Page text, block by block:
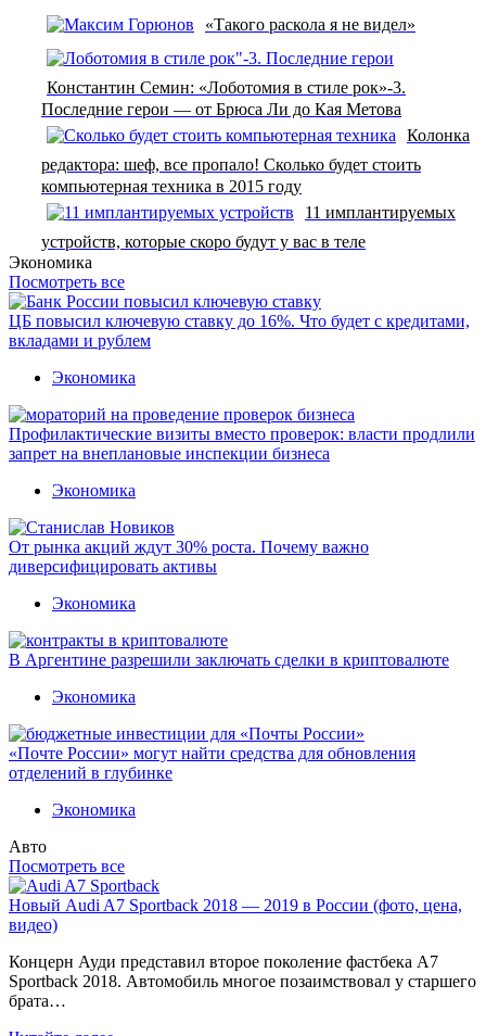
«Такого раскола я не видел»
Константин Семин: «Лоботомия в стиле рок»-3.
Последние герои — от Брюса Ли до Кая Метова
Колонка
редактора: шеф, все пропало! Сколько будет стоить
компьютерная техника в 2015 году
11 имплантируемых
устройств, которые скоро будут у вас в теле
Экономика
Посмотреть все
ЦБ повысил ключевую ставку до 16%. Что будет с кредитами,
вкладами и рублем
Экономика
Профилактические визиты вместо проверок: власти продлили
запрет на внеплановые инспекции бизнеса
Экономика
От рынка акций ждут 30% роста. Почему важно
диверсифицировать активы
Экономика
В Аргентине разрешили заключать сделки в криптовалюте
Экономика
«Почте России» могут найти средства для обновления
отделений в глубинке
Экономика
Авто
Посмотреть все
Новый Audi A7 Sportback 2018 — 2019 в России (фото, цена,
видео)
Концерн Ауди представил второе поколение фастбека A7
Sportback 2018. Автомобиль многое позаимствовал у старшего
брата…